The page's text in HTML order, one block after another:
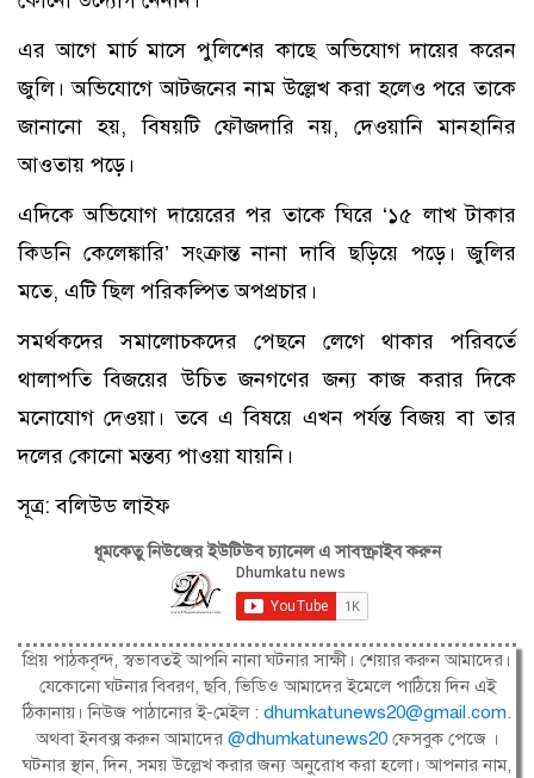
এর আগে মার্চ মাসে পুলিশের কাছে অভিযোগ দায়ের করেন
জুলি। অভিযোগে আটজনের নাম উল্লেখ করা হলেও পরে তাকে
জানানো হয়, বিষয়টি ফৌজদারি নয়, দেওয়ানি মানহানির
আওতায় পড়ে।
এদিকে অভিযোগ দায়েরের পর তাকে ঘিরে ‘১৫ লাখ টাকার
কিডনি কেলেঙ্কারি’ সংক্রান্ত নানা দাবি ছড়িয়ে পড়ে। জুলির
মতে, এটি ছিল পরিকল্পিত অপপ্রচার।
সমর্থকদের সমালোচকদের পেছনে লেগে থাকার পরিবর্তে
থালাপতি বিজয়ের উচিত জনগণের জন্য কাজ করার দিকে
মনোযোগ দেওয়া। তবে এ বিষয়ে এখন পর্যন্ত বিজয় বা তার
দলের কোনো মন্তব্য পাওয়া যায়নি।
সূত্র: বলিউড লাইফ
ধূমকেতু নিউজের ইউটিউব চ্যানেল এ সাবস্ক্রাইব করুন
প্রিয় পাঠকবৃন্দ, স্বভাবতই আপনি নানা ঘটনার সাক্ষী। শেয়ার করুন আমাদের।
যেকোনো ঘটনার বিবরণ, ছবি, ভিডিও আমাদের ইমেলে পাঠিয়ে দিন এই
ঠিকানায়। নিউজ পাঠানোর ই-মেইল : dhumkatunews20@gmail.com.
অথবা ইনবক্স করুন আমাদের@dhumkatunews20 ফেসবুক পেজে ।
ঘটনার স্থান, দিন, সময় উল্লেখ করার জন্য অনুরোধ করা হলো। আপনার নাম,